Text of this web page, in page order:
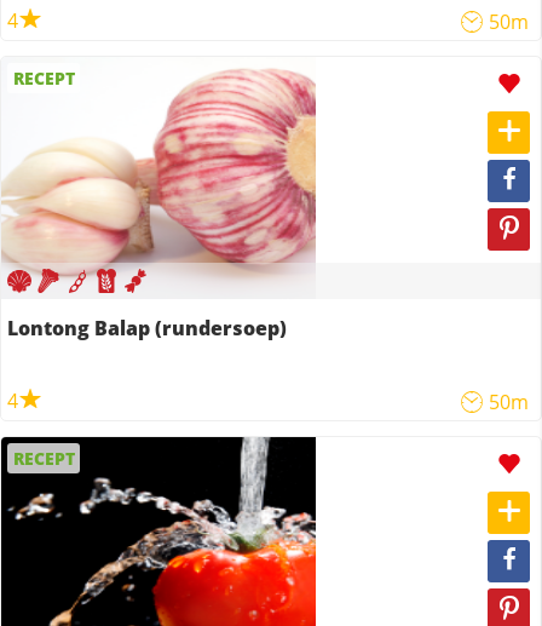
4 50m
RECEPT
Lontong Balap (rundersoep)
4 50m
RECEPT